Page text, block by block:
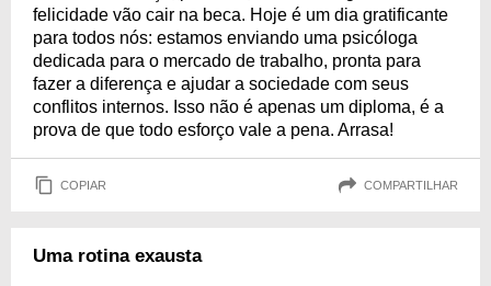
felicidade vão cair na beca. Hoje é um dia gratificante
para todos nós: estamos enviando uma psicóloga
dedicada para o mercado de trabalho, pronta para
fazer a diferença e ajudar a sociedade com seus
conflitos internos. Isso não é apenas um diploma, é a
prova de que todo esforço vale a pena. Arrasa!
COPIAR COMPARTILHAR
Uma rotina exausta